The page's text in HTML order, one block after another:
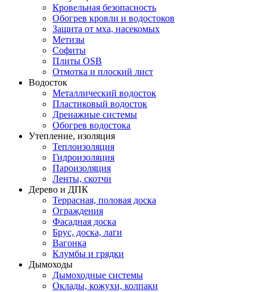
Кровельная безопасность
Обогрев кровли и водостоков
Защита от мха, насекомых
Метизы
Софиты
Плиты OSB
Отмотка и плоский лист
Водосток
Металлический водосток
Пластиковый водосток
Дренажные системы
Обогрев водостока
Утепление, изоляция
Теплоизоляция
Гидроизоляция
Пароизоляция
Ленты, скотчи
Дерево и ДПК
Террасная, половая доска
Ограждения
Фасадная доска
Брус, доска, лаги
Вагонка
Клумбы и грядки
Дымоходы
Дымоходные системы
Оклады, кожухи, колпаки